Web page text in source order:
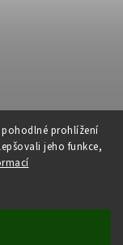
prohlížení
jeho funkce,